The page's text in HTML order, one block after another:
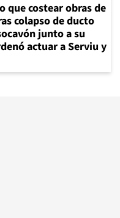
que costear obras de
colapso de ducto
junto a su
actuar a Serviu y